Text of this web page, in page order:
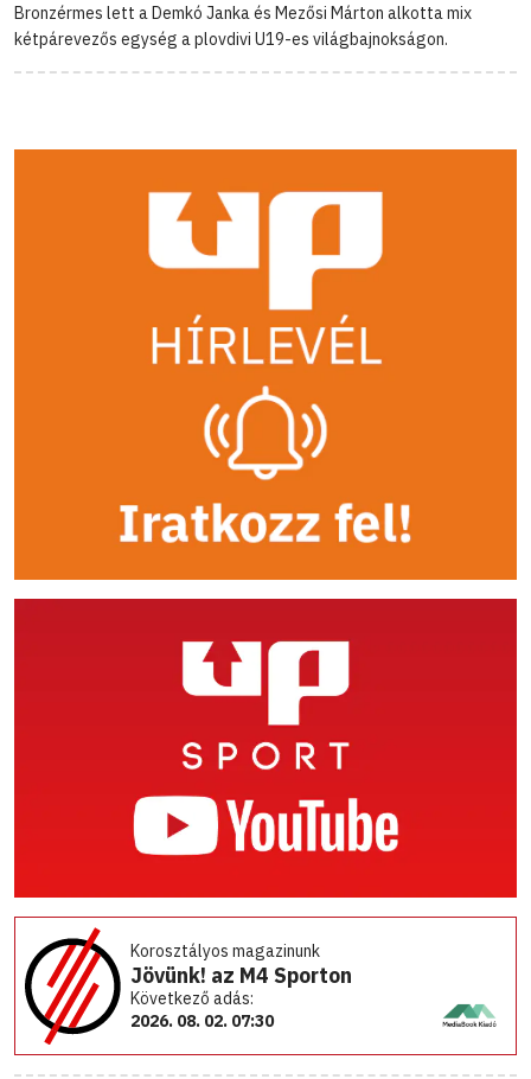
Bronzérmes lett a Demkó Janka és Mezősi Márton alkotta mix
kétpárevezős egység a plovdivi U19-es világbajnokságon.
Korosztályos magazinunk
Jövünk! az M4 Sporton
Következő adás:
2026. 08. 02. 07:30